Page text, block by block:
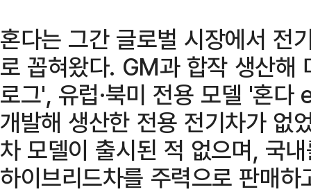
혼다는 그간 글로벌 시장에서 전
로 꼽혀왔다. GM과 합작 생산해
로그', 유럽·북미 전용 모델 '혼다
개발해 생산한 전용 전기차가 없
차 모델이 출시된 적 없으며, 국
하이브리드차를 주력으로 판매하